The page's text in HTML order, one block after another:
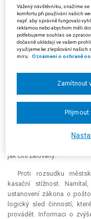
nebyly, zahájil správní
regulaci. Splnění této
uvedené ceny byly pouze
měl posoudit uvedené
novými s tím, že žalobce
představuje podle
poštovní licence, která mu
posuzovat jím navýšené
zákona o poštovních
cen, avšak nakonec se
předmětnou oznamovací
jak činí žalovaný.
Proti rozsudku
kasační stížnost.
ustanovení zákona o
logický sled činností,
provádět. Informaci o
Vážený návštěvníku, snažíme
komfortu při používání našich
např. aby správně fungovalo
reklamou nebo abychom měli
potřebujeme souhlas se
dočasně ukládají ve vašem
využijeme ke zlepšování našich
míru.
Oznámení o ochraně
Zamítnout